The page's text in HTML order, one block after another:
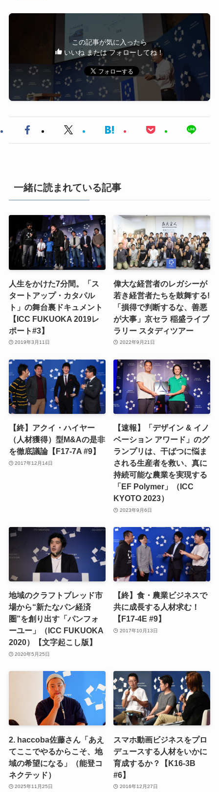
この記事が気に入ったら
いいね または フォローしてね！
一緒に読まれている記事
人生をかけた7分間。「ス
タートアップ・カタパル
ト」の舞台裏ドキュメント
【ICC FUKUOKA 2019レ
ポート#3】
2019年3月11日
偉大な経営者のレガシーが
若き経営者たちを鼓舞する!
「損得で判断するな、善悪
が大事」京セラ 稲盛ライブ
ラリー スタディツアー
2022年9月21日
【終】アクイ・ハイヤー
（人材獲得）型M&Aの是非
を徹底議論【F17-7A #9】
2017年12月14日
【速報】「デザイン & イノ
ベーション アワード」のグ
ランプリは、干ばつに悩ま
される生産者を救い、真に
持続可能な農業を実現する
「EF Polymer」（ICC
KYOTO 2023）
2023年9月6日
地域のクラフトブレッド市
場から“新たなパン経済
圏”を創り出す「パンフォ
ーユー」（ICC FUKUOKA
2020）【文字起こし版】
2020年5月25日
【終】食・農業ビジネスで
共に成長する人材求む！
【F17-4E #9】
2017年10月13日
2. haccoba佐藤さん「あえ
てここでやるからこそ、地
域の希望になる」（能登コ
ネクテッド）
2025年11月25日
スマホ動画ビジネスをプロ
デュースする人材をいかに
育成するか？【K16-3B
#6】
2016年12月27日